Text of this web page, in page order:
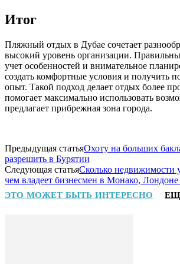
Итог
Пляжный отдых в Дубае сочетает
высокий уровень организации.
учет особенностей и внимательное
создать комфортные условия и получить
опыт. Такой подход делает отдых более
помогает максимально использовать
предлагает прибрежная зона города.
Предыдущая статьяОхоту на больших
разрешить в Бурятии
Следующая статьяСколько недвижимости
чем владеет бизнесмен в Монако,
ЭТО МОЖЕТ БЫТЬ ИНТЕРЕСНО